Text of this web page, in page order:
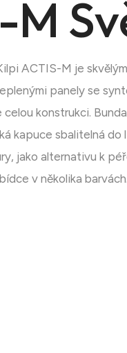
M
ACTIS-M je
panely se
konstrukci.
kapuce sbalitelná
jako alternativu k
v několika